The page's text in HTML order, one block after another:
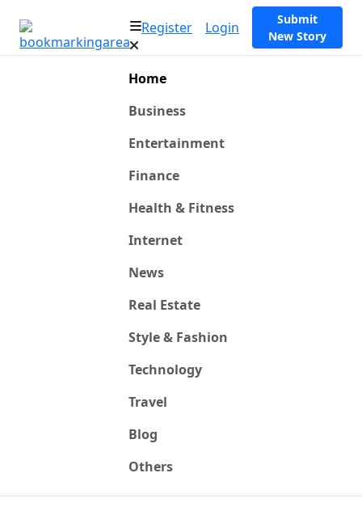
Register Login
Submit
New Story
Home
Business
Entertainment
Finance
Health & Fitness
Internet
News
Real Estate
Style & Fashion
Technology
Travel
Blog
Others